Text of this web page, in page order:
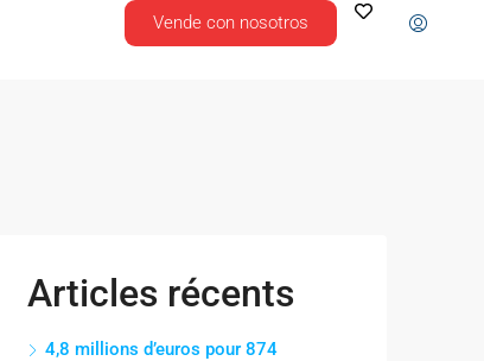
Vende con nosotros
Articles récents
4,8 millions d’euros pour 874